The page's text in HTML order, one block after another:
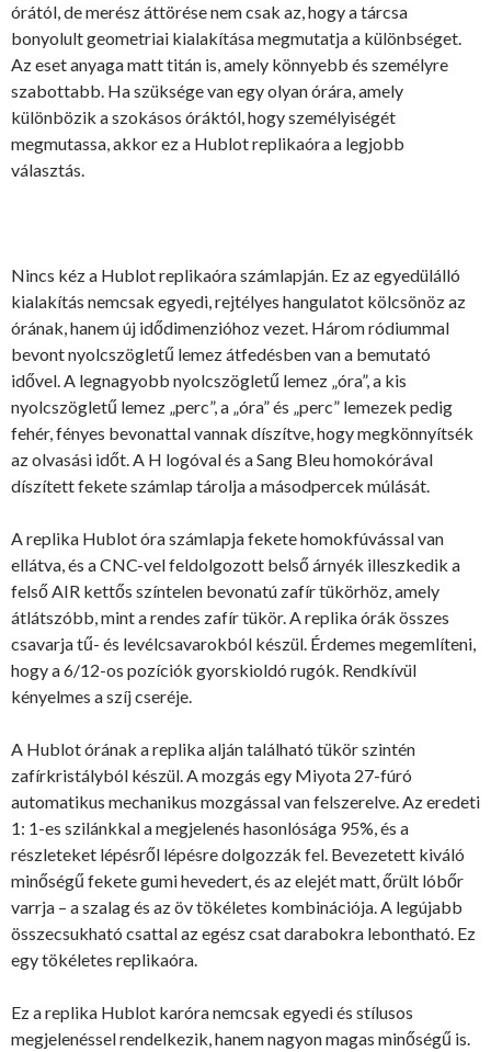
órától, de merész áttörése nem csak az, hogy a tárcsa
bonyolult geometriai kialakítása megmutatja a különbséget.
Az eset anyaga matt titán is, amely könnyebb és személyre
szabottabb. Ha szüksége van egy olyan órára, amely
különbözik a szokásos óráktól, hogy személyiségét
megmutassa, akkor ez a Hublot replikaóra a legjobb
választás.
Nincs kéz a Hublot replikaóra számlapján. Ez az egyedülálló
kialakítás nemcsak egyedi, rejtélyes hangulatot kölcsönöz az
órának, hanem új idődimenzióhoz vezet. Három ródiummal
bevont nyolcszögletű lemez átfedésben van a bemutató
idővel. A legnagyobb nyolcszögletű lemez „óra”, a kis
nyolcszögletű lemez „perc”, a „óra” és „perc” lemezek pedig
fehér, fényes bevonattal vannak díszítve, hogy megkönnyítsék
az olvasási időt. A H logóval és a Sang Bleu homokórával
díszített fekete számlap tárolja a másodpercek múlását.
A replika Hublot óra számlapja fekete homokfúvással van
ellátva, és a CNC-vel feldolgozott belső árnyék illeszkedik a
felső AIR kettős színtelen bevonatú zafír tükörhöz, amely
átlátszóbb, mint a rendes zafír tükör. A replika órák összes
csavarja tű- és levélcsavarokból készül. Érdemes megemlíteni,
hogy a 6/12-os pozíciók gyorskioldó rugók. Rendkívül
kényelmes a szíj cseréje.
A Hublot órának a replika alján található tükör szintén
zafírkristályból készül. A mozgás egy Miyota 27-fúró
automatikus mechanikus mozgással van felszerelve. Az eredeti
1: 1-es szilánkkal a megjelenés hasonlósága 95%, és a
részleteket lépésről lépésre dolgozzák fel. Bevezetett kiváló
minőségű fekete gumi hevedert, és az elejét matt, őrült lóbőr
varrja – a szalag és az öv tökéletes kombinációja. A legújabb
összecsukható csattal az egész csat darabokra lebontható. Ez
egy tökéletes replikaóra.
Ez a replika Hublot karóra nemcsak egyedi és stílusos
megjelenéssel rendelkezik, hanem nagyon magas minőségű is.